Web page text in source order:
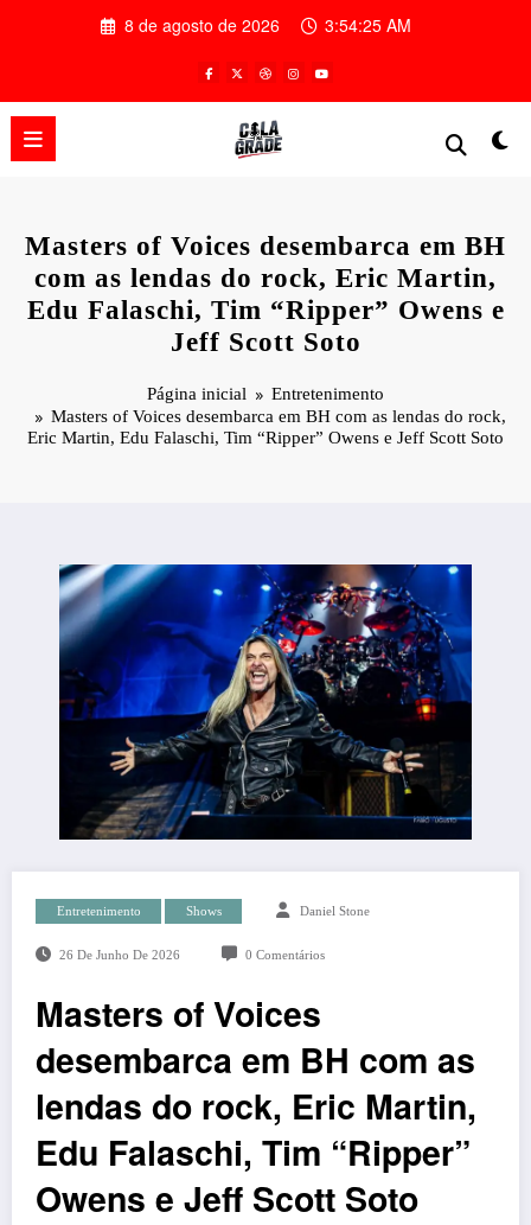
8 de agosto de 2026 3:54:26 AM
Masters of Voices desembarca em BH
com as lendas do rock, Eric Martin,
Edu Falaschi, Tim “Ripper” Owens e
Jeff Scott Soto
Página inicial
Entretenimento
Masters of Voices desembarca em BH com as lendas do rock,
Eric Martin, Edu Falaschi, Tim “Ripper” Owens e Jeff Scott Soto
Entretenimento Shows Daniel Stone
26 De Junho De 2026 0 Comentários
Masters of Voices
desembarca em BH com as
lendas do rock, Eric Martin,
Edu Falaschi, Tim “Ripper”
Owens e Jeff Scott Soto